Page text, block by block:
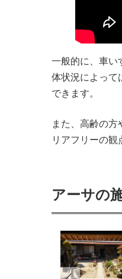
一般的に、車い
体状況によって
できます。
また、高齢の
リアフリーの観
アーサの